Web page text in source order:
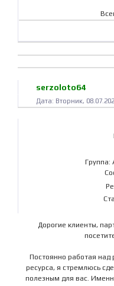
serzoloto64
Дата: Вторник,
Группа:
Дорогие клиенты,
Постоянно работая над
ресурса, я стремлюсь
полезным для вас.